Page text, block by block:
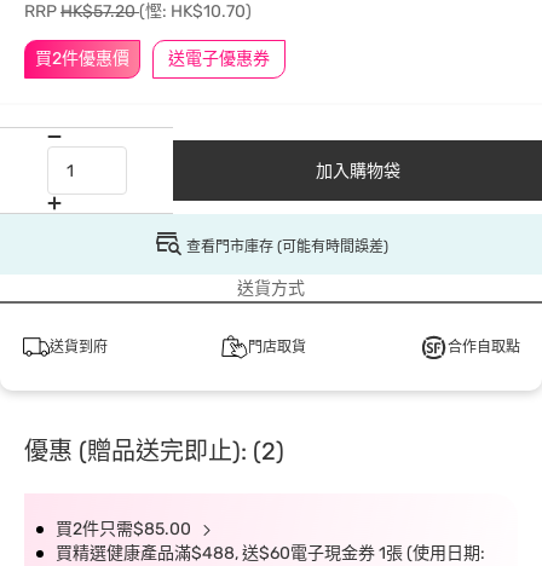
買2件優惠價 送電子優惠券
RRPHK$57.20(慳: HK$10.70)
加入購物袋
查看門市庫存 (可能有時間誤差)
送貨方式
送貨到府 門店取貨 合作自取點
優惠 (贈品送完即止): (2)
買2件只需$85.00
買精選健康產品滿$488, 送$60電子現金券 1張 (使用日期: